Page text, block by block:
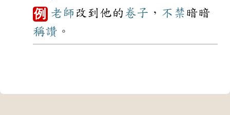
例 老師 改到他的 卷子 ， 不禁 暗暗
稱讚 。